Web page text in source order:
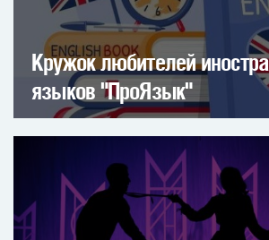
Кружок любителей
языков "ПроЯзык"